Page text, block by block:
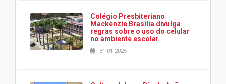
Colégio Presbiteriano
Mackenzie Brasília divulga
regras sobre o uso do celular
no ambiente escolar
31.01.2025